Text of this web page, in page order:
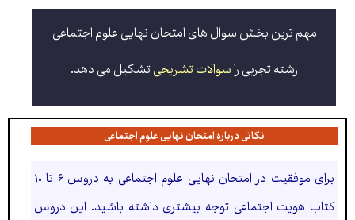
مهم ترین بخش سوال های امتحان نهایی علوم اجتماعی
رشته تجربی راسوالات تشریحیتشکیل می دهد.
نکاتی درباره امتحان نهایی علوم اجتماعی
برای موفقیت در امتحان نهایی علوم اجتماعی به دروس ۶ تا ۱۰
کتاب هویت اجتماعی توجه بیشتری داشته باشید. این دروس